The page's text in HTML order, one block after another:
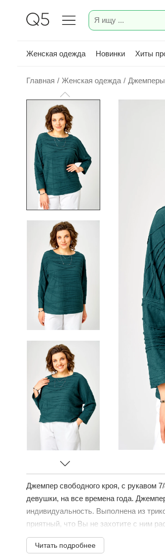
Женская одежда Новинки Хиты
Главная / Женская одежда /
Джемпер свободного кроя, с рукавом
девушки, на все времена года.
индивидуальность. Выполнена из
приятный, что Вы не захотите с ним
Читать подробнее